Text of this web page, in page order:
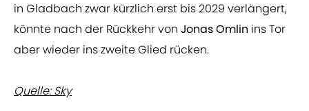
in Gladbach zwar kürzlich erst bis 2029 verlängert,
könnte nach der Rückkehr von Jonas Omlin ins Tor
aber wieder ins zweite Glied rücken.
Quelle: Sky